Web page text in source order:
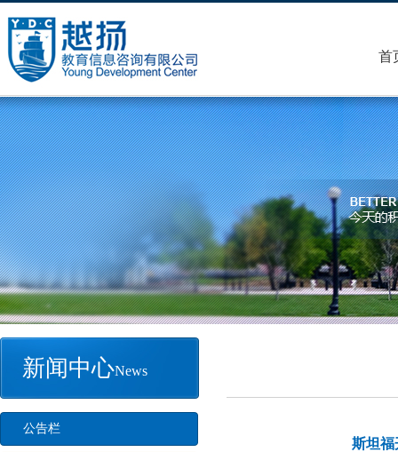
首
新闻中心News
公告栏
斯坦福